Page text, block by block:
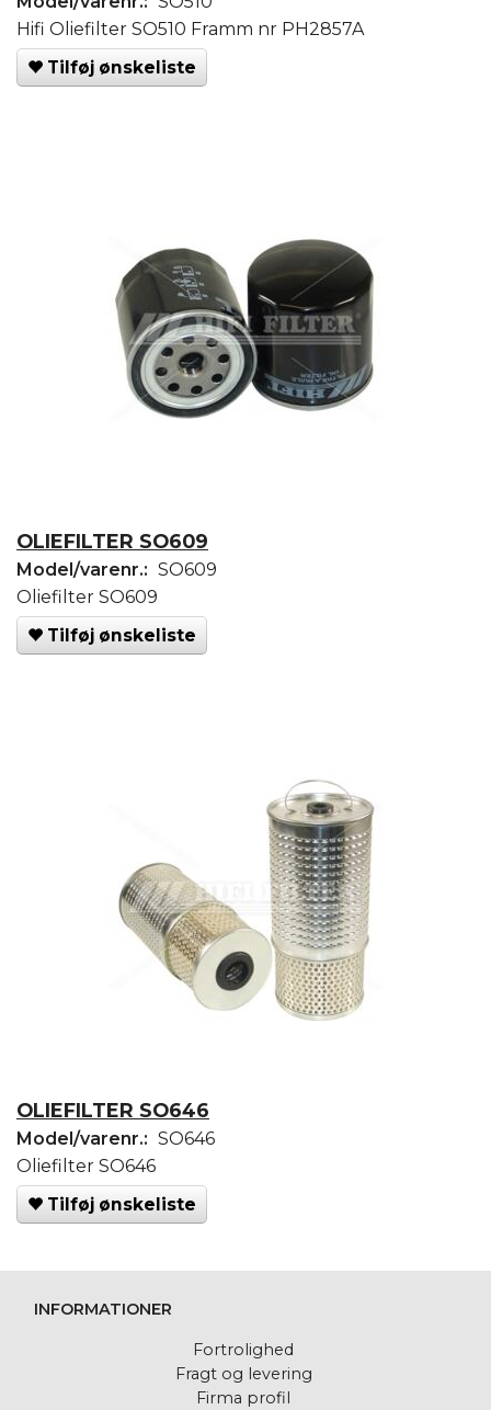
Hifi Oliefilter SO510 Framm nr PH2857A
Tilføj ønskeliste
OLIEFILTER SO609
Model/varenr.: SO609
Oliefilter SO609
Tilføj ønskeliste
OLIEFILTER SO646
Model/varenr.: SO646
Oliefilter SO646
Tilføj ønskeliste
INFORMATIONER
Fortrolighed
Fragt og levering
Firma profil